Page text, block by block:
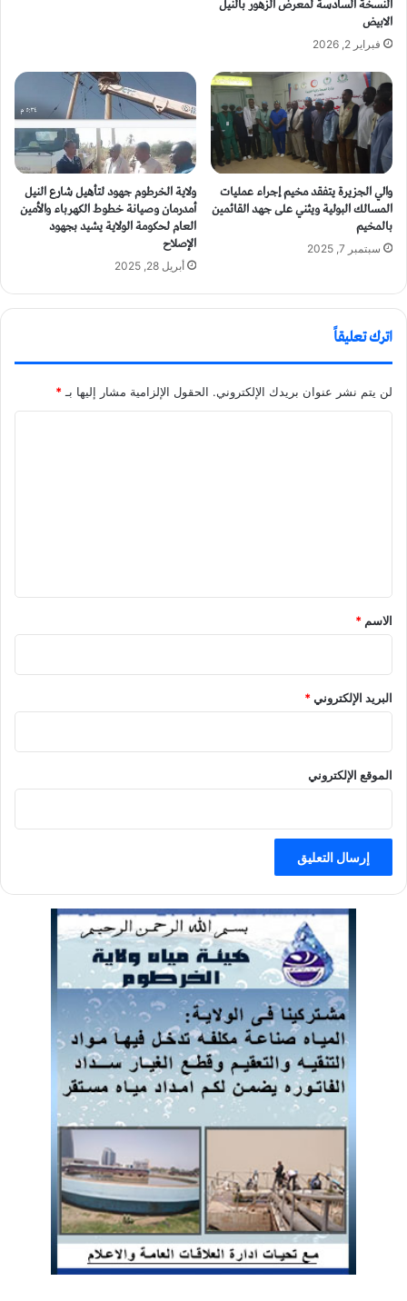
النسخة السادسة لمعرض الزهور بالنيل
الابيض
فبراير 2, 2026
والي الجزيرة يتفقد مخيم إجراء عمليات
المسالك البولية ويثني على جهد القائمين
بالمخيم
سبتمبر 7, 2025
ولاية الخرطوم جهود لتأهيل شارع النيل
أمدرمان وصيانة خطوط الكهرباء والأمين
العام لحكومة الولاية يشيد بجهود
الإصلاح
أبريل 28, 2025
اترك تعليقاً
لن يتم نشر عنوان بريدك الإلكتروني. الحقول الإلزامية مشار إليها بـ *
الاسم *
البريد الإلكتروني*
الموقع الإلكتروني